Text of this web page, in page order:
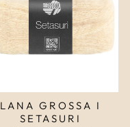
LANA GROSSA I
SETASURI